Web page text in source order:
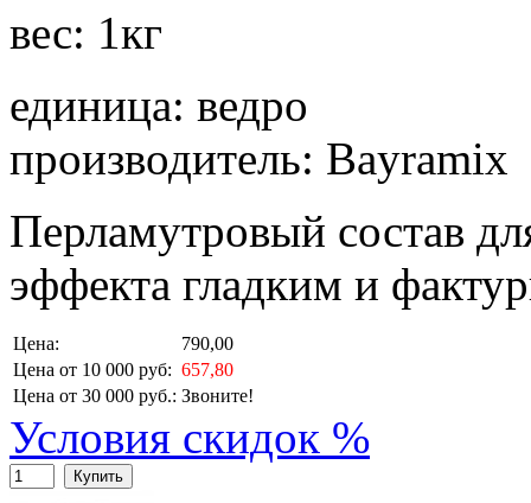
вес: 1кг
единица: ведро
производитель: Bayramix
Перламутровый состав
эффекта гладким и
Цена:
790,00
Цена от 10 000 руб: 657,80
Цена от 30 000 руб.: Звоните!
Условия скидок %
Купить